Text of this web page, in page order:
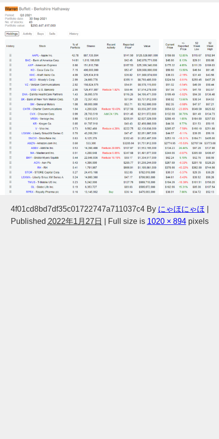
4f01cd8bd7df35c01722747a711037c4 By にゃほにゃほ |
Published 2022年1月27日 | Full size is 1020 × 894pixels